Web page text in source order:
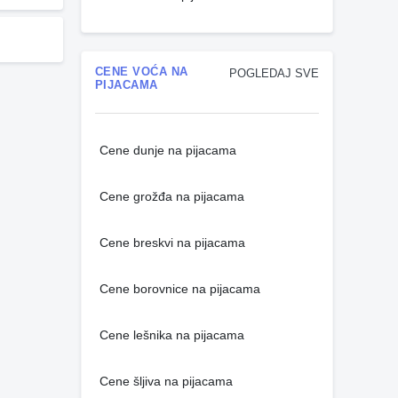
POGLEDAJ SVE
CENE VOĆA NA
PIJACAMA
Cene dunje na pijacama
Cene grožđa na pijacama
Cene breskvi na pijacama
Cene borovnice na pijacama
Cene lešnika na pijacama
Cene šljiva na pijacama